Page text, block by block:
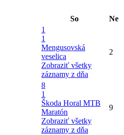
So Ne
1
1
Mengusovská
veselica
Zobraziť všetky
záznamy z dňa
2
8
1
Škoda Horal MTB
Maratón
Zobraziť všetky
záznamy z dňa
9